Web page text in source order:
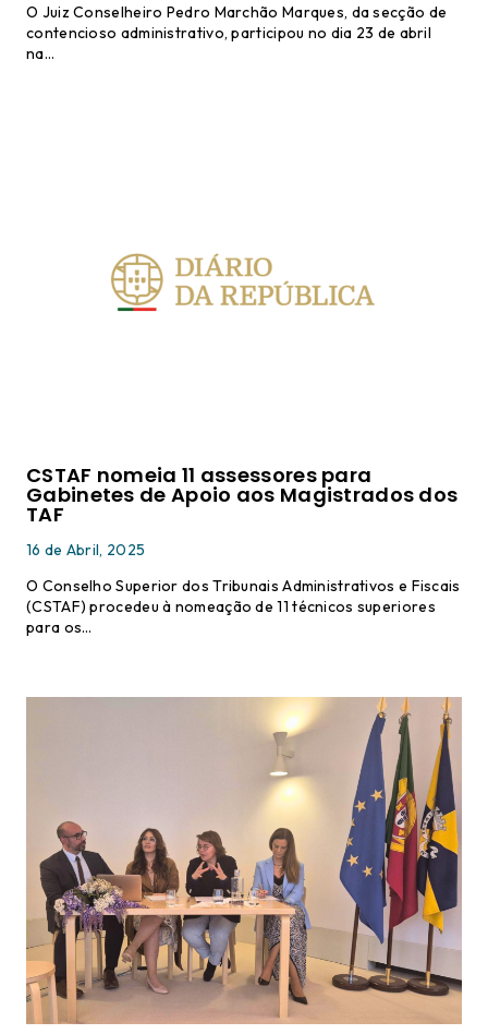
O Juiz Conselheiro Pedro Marchão Marques, da secção de
contencioso administrativo, participou no dia 23 de abril
na…
CSTAF nomeia 11 assessores para
Gabinetes de Apoio aos Magistrados dos
TAF
16 de Abril, 2025
O Conselho Superior dos Tribunais Administrativos e Fiscais
(CSTAF) procedeu à nomeação de 11 técnicos superiores
para os…